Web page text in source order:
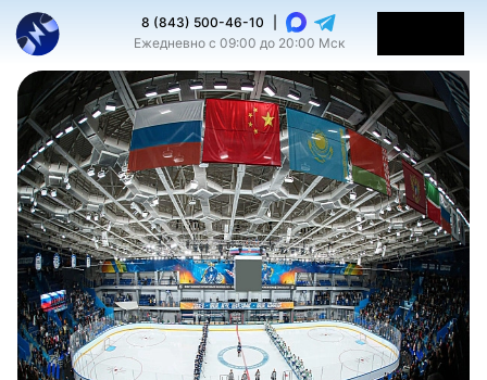
8 (843) 500-46-10
Ежедневно с 09:00 до 20:00 Мск